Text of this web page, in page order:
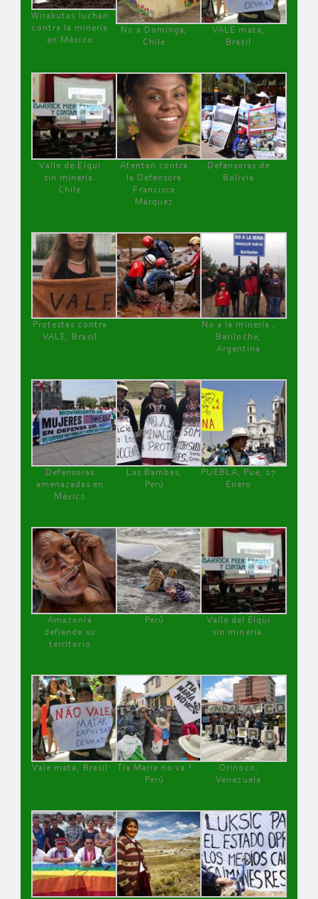
Wirakutas luchan
contra la minería
en México
No a Dominga,
Chile
VALE mata,
Brasil
Valle de Elqui
sin minería.
Chile
Atentan contra
la Defensora
Francisca
Márquez
Defensoras de
Bolivia
Protestas contra
VALE, Brasil
No a la minería ,
Bariloche,
Argentina
Defensoras
amenazadas en
México
Las Bambas,
Perú
PUEBLA, Pue, 27
Enero
Amazonía
defiende su
territorio
Perú
Valle del Elqui
sin minería.
Vale mata, Brasil
Tía María no va !
Perú
Orinoco,
Venezuela